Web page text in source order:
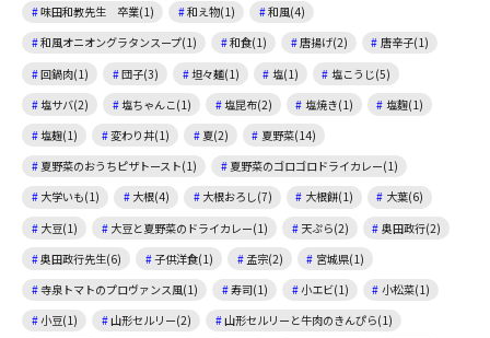
味田和教先生 卒業(1)
和え物(1)
和風(4)
和風オニオングラタンスープ(1)
和食(1) 唐揚げ(2)
唐辛子(1)
回鍋肉(1)
団子(3) 坦々麺(1) 塩(1)
塩こうじ(5)
塩サバ(2)
塩ちゃんこ(1) 塩昆布(2) 塩焼き(1)
塩麴(1)
塩麹(1)
変わり丼(1) 夏(2)
夏野菜(14)
夏野菜のおうちピザトースト(1)
夏野菜のゴロゴロドライカレー(1)
大学いも(1)
大根(4) 大根おろし(7) 大根餅(1)
大葉(6)
大豆(1)
大豆と夏野菜のドライカレー(1) 天ぷら(2)
奥田政行(2)
奥田政行先生(6)
子供洋食(1) 孟宗(2)
宮城県(1)
寺泉トマトのプロヴァンス風(1)
寿司(1) 小エビ(1)
小松菜(1)
小豆(1)
山形セルリー(2)
山形セルリーと牛肉のきんぴら(1)